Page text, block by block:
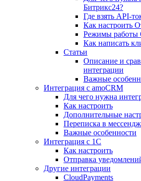
Битрикс24?
Где взять API-
Как настроить
Режимы работы
Как написать
Статьи
Описание и
интеграции
Важные
Интеграция с amoCRM
Для чего нужна
Как настроить
Дополнительные
Переписка в
Важные особенности
Интеграция с 1С
Как настроить
Отправка
Другие интеграции
CloudPayments